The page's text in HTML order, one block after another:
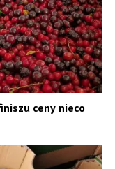
ceny nieco